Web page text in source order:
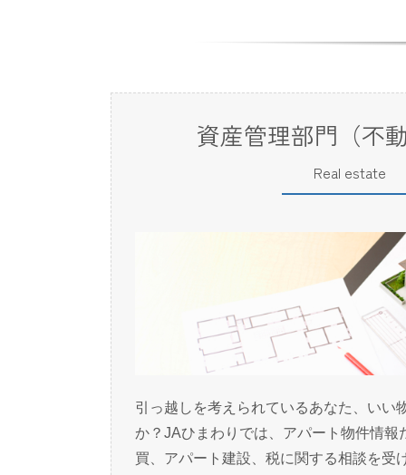
資産管理部門（不
Real estate
引っ越しを考えられているあなた、いい
か？JAひまわりでは、アパート物件情報
買、アパート建設、税に関する相談を受